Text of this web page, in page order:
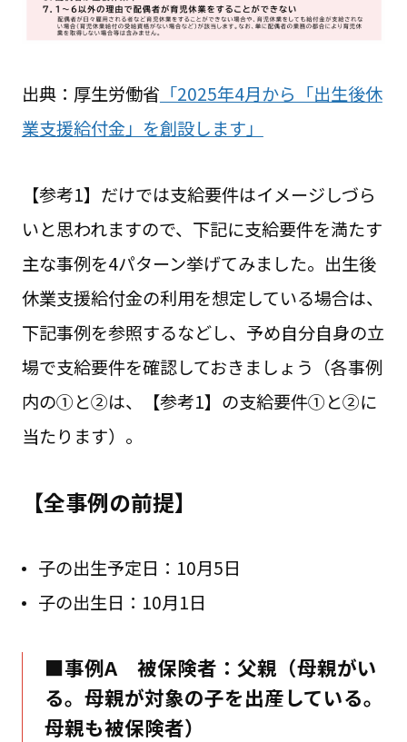
出典：厚生労働省 「2025年4月から「出生後休
業支援給付金」を創設します」
【参考1】だけでは支給要件はイメージしづら
いと思われますので、下記に支給要件を満たす
主な事例を4パターン挙げてみました。出生後
休業支援給付金の利用を想定している場合は、
下記事例を参照するなどし、予め自分自身の立
場で支給要件を確認しておきましょう（各事例
内の①と②は、【参考1】の支給要件①と②に
当たります）。
【全事例の前提】
子の出生予定日：10月5日
子の出生日：10月1日
■事例A 被保険者：父親（母親がい
る。母親が対象の子を出産している。
母親も被保険者）